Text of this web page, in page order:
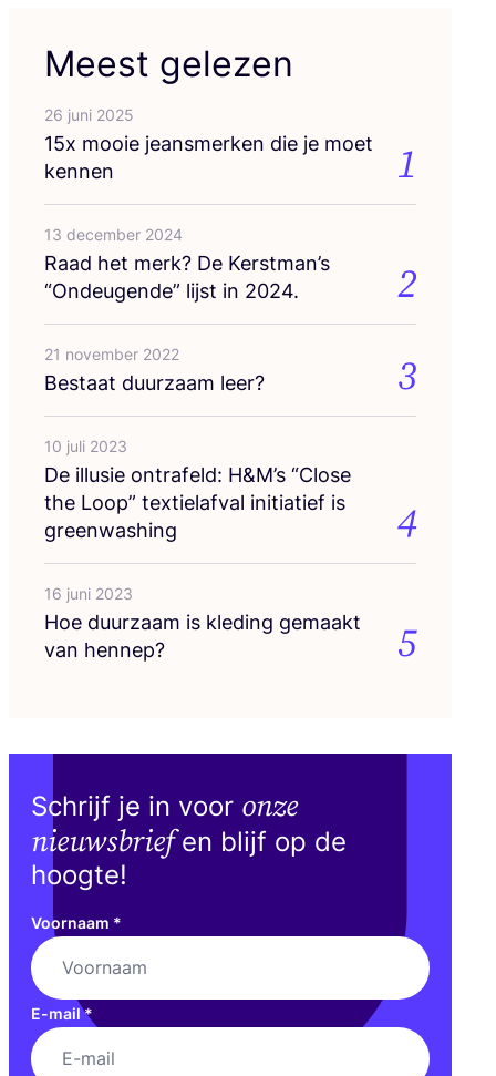
Meest gelezen
26 juni 2025
15x mooie jeans­mer­ken die je moet
kennen
1
13 december 2024
Raad het merk? De Kerstman’s
“Ondeu­gen­de” lijst in 2024. 2
21 november 2022
Bestaat duur­zaam leer? 3
10 juli 2023
De illu­sie ont­ra­feld: H&M’s “Clo­se
the Loop” tex­tiel­af­val ini­ti­a­tief is
greenwashing
4
16 juni 2023
Hoe duur­zaam is kle­ding gemaakt
van hennep?
5
Schrijf je in voor onze
nieuwsbriefen blijf op de
hoogte!
Voornaam *
E-mail*